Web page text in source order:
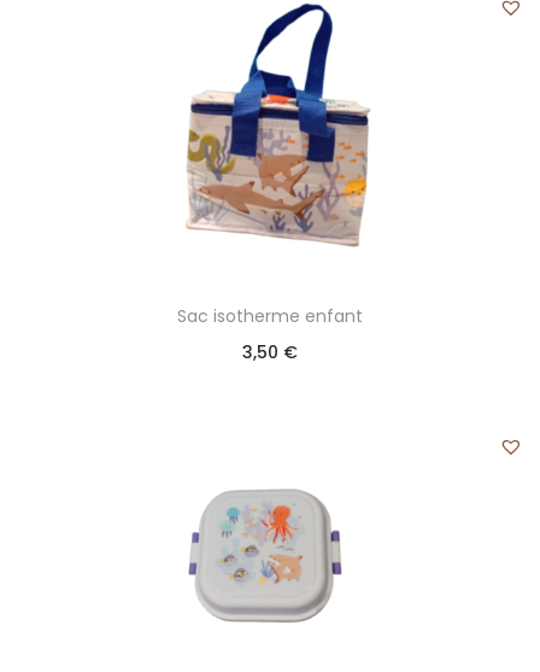
Sac isotherme enfant
3,50 €